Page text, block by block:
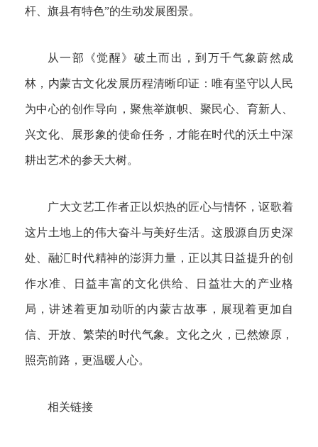
杆、旗县有特色”的生动发展图景。
从一部《觉醒》破土而出，到万千气象蔚然成
林，内蒙古文化发展历程清晰印证：唯有坚守以人民
为中心的创作导向，聚焦举旗帜、聚民心、育新人、
兴文化、展形象的使命任务，才能在时代的沃土中深
耕出艺术的参天大树。
广大文艺工作者正以炽热的匠心与情怀，讴歌着
这片土地上的伟大奋斗与美好生活。这股源自历史深
处、融汇时代精神的澎湃力量，正以其日益提升的创
作水准、日益丰富的文化供给、日益壮大的产业格
局，讲述着更加动听的内蒙古故事，展现着更加自
信、开放、繁荣的时代气象。文化之火，已然燎原，
照亮前路，更温暖人心。
相关链接